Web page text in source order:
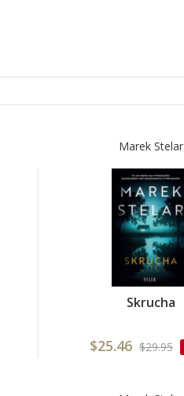
Marek Stelar
Skrucha
$25.46 $29.95